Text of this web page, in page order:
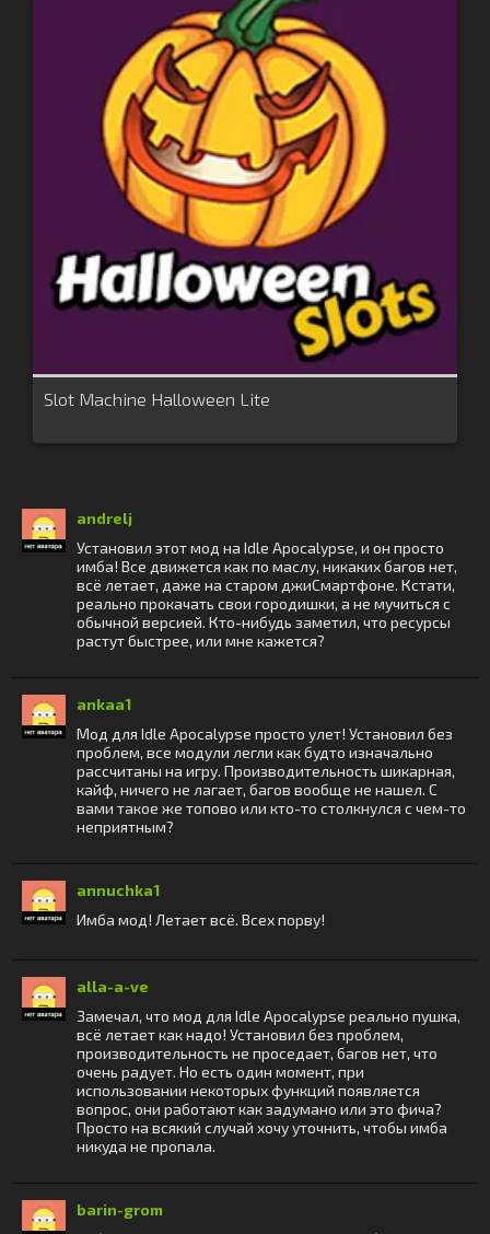
Slot Machine Halloween Lite
andrelj
Установил этот мод на Idle Apocalypse, и он просто
имба! Все движется как по маслу, никаких багов нет,
всё летает, даже на старом джиСмартфоне. Кстати,
реально прокачать свои городишки, а не мучиться с
обычной версией. Кто-нибудь заметил, что ресурсы
растут быстрее, или мне кажется?
ankaa1
Мод для Idle Apocalypse просто улет! Установил без
проблем, все модули легли как будто изначально
рассчитаны на игру. Производительность шикарная,
кайф, ничего не лагает, багов вообще не нашел. С
вами такое же топово или кто-то столкнулся с чем-то
неприятным?
annuchka1
Имба мод! Летает всё. Всех порву!
alla-a-ve
Замечал, что мод для Idle Apocalypse реально пушка,
всё летает как надо! Установил без проблем,
производительность не проседает, багов нет, что
очень радует. Но есть один момент, при
использовании некоторых функций появляется
вопрос, они работают как задумано или это фича?
Просто на всякий случай хочу уточнить, чтобы имба
никуда не пропала.
barin-grom